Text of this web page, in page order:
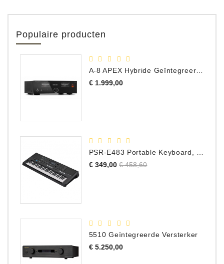
Populaire producten
€ 1.999,00Prijs
PSR-E483 Portable Keyboard, 61 Toetsen
€ 349,00 Normale
€ 458,60Prijs
5510 Geïntegreerde Versterker
€ 5.250,00Prijs